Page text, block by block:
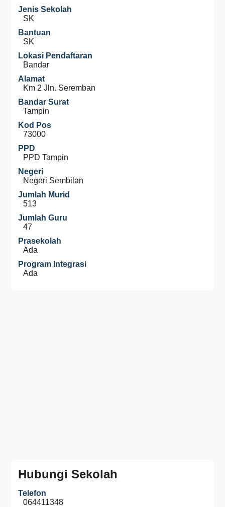
Jenis Sekolah
SK
Bantuan
SK
Lokasi Pendaftaran
Bandar
Alamat
Km 2 Jln. Seremban
Bandar Surat
Tampin
Kod Pos
73000
PPD
PPD Tampin
Negeri
Negeri Sembilan
Jumlah Murid
513
Jumlah Guru
47
Prasekolah
Ada
Program Integrasi
Ada
Hubungi Sekolah
Telefon
064411348